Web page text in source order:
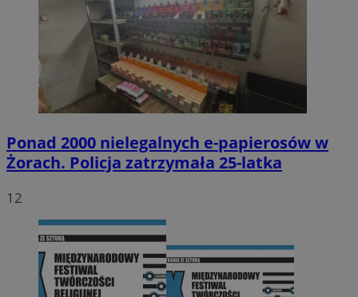
Ponad 2000 nielegalnych e-papierosów w
Żorach. Policja zatrzymała 25-latka
12